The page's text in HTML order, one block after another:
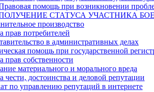
помощь при возникновении
СТАТУСА УЧАСТНИКА
производство
прав потребителей
в административных делах
помощь при государственной
прав собственности
материального и морального вреда
чести, достоинства и деловой репутации
по управлению репутаций в интернете